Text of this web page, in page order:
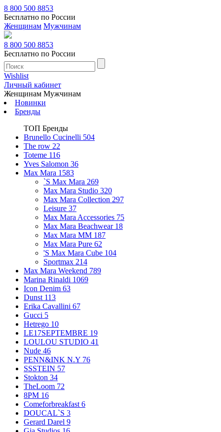
8 800 500 8853
Бесплатно по России
Женщинам Мужчинам
8 800 500 8853
Бесплатно по России
Wishlist
Личный кабинет
Женщинам Мужчинам
Новинки
Бренды
ТОП Бренды
Brunello Cucinelli 504
The row 22
Toteme 116
Yves Salomon 36
Max Mara 1583
`S Max Mara 269
Max Mara Studio 320
Max Mara Collection 297
Leisure 37
Max Mara Accessories 75
Max Mara Beachwear 18
Max Mara MM 187
Max Mara Pure 62
'S Max Mara Cube 104
Sportmax 214
Max Mara Weekend 789
Marina Rinaldi 1069
Icon Denim 63
Dunst 113
Erika Cavallini 67
Gucci 5
Hetrego 10
LE17SEPTEMBRE 19
LOULOU STUDIO 41
Nude 46
PENN&INK N.Y 76
SSSTEIN 57
Stokton 34
TheLoom 72
8PM 16
Comeforbreakfast 6
DOUCAL`S 3
Gerard Darel 9